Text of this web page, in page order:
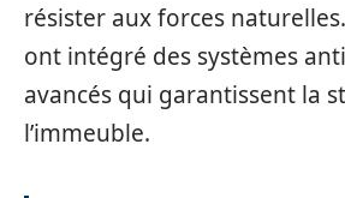
résister aux forces
ont intégré des systèmes
avancés qui garantissent la
l’immeuble.